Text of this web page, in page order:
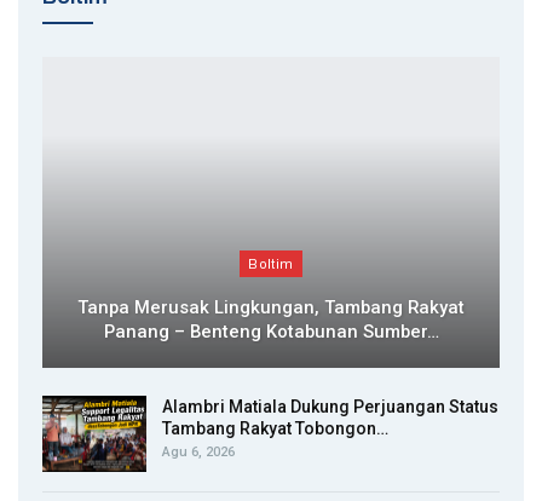
Boltim
Tanpa Merusak Lingkungan, Tambang Rakyat
Panang – Benteng Kotabunan Sumber…
Alambri Matiala Dukung Perjuangan Status
Tambang Rakyat Tobongon…
Agu 6, 2026